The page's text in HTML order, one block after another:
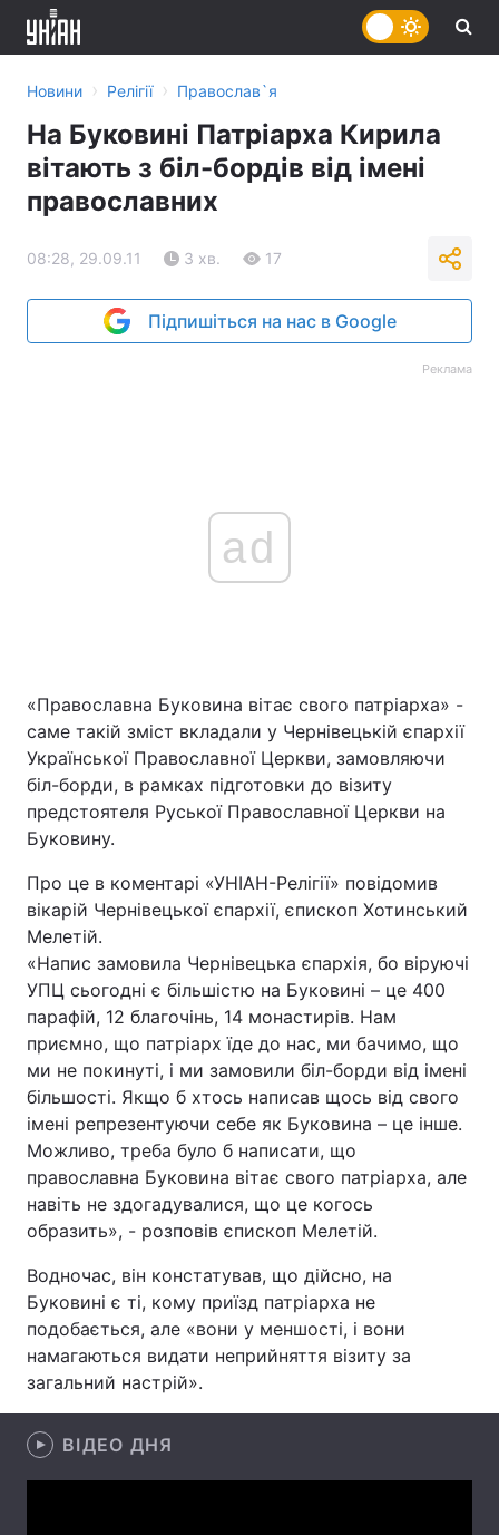
Головна Війна
Україна Політика
Спорт Наука
Техно і зв'язок Лайт
Зброя Інциденти
Здоров'я
Цікавинки
Екологія Регіони
Новини › Релігії › Православ`я
На Буковині Патріарха Кирила
вітають з біл-бордів від імені
православних
08:28, 29.09.11 3 хв. 17
Підпишіться на нас в Google
Реклама
ad
«Православна Буковина вітає свого патріарха» -
саме такій зміст вкладали у Чернівецькій єпархії
Української Православної Церкви, замовляючи
біл-борди, в рамках підготовки до візиту
предстоятеля Руської Православної Церкви на
Буковину.
Про це в коментарі «УНІАН-Релігії» повідомив
вікарій Чернівецької єпархії, єпископ Хотинський
Мелетій.
«Напис замовила Чернівецька єпархія, бо віруючі
УПЦ сьогодні є більшістю на Буковині – це 400
парафій, 12 благочінь, 14 монастирів. Нам
приємно, що патріарх їде до нас, ми бачимо, що
ми не покинуті, і ми замовили біл-борди від імені
більшості. Якщо б хтось написав щось від свого
імені репрезентуючи себе як Буковина – це інше.
Можливо, треба було б написати, що
православна Буковина вітає свого патріарха, але
навіть не здогадувалися, що це когось
образить», - розповів єпископ Мелетій.
Водночас, він констатував, що дійсно, на
Буковині є ті, кому приїзд патріарха не
подобається, але «вони у меншості, і вони
намагаються видати неприйняття візиту за
загальний настрій».
ВІДЕО ДНЯ